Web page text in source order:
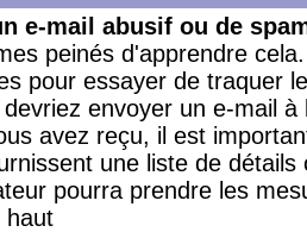
e-mail abusif ou de
peinés d'apprendre
pour essayer de traquer
envoyer un e-mail
avez reçu, il est
une liste de
pourra prendre les
haut